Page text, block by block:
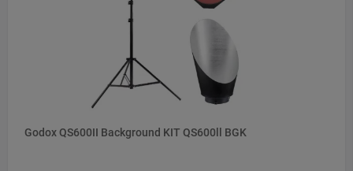
Godox QS600II Background KIT QS600ll BGK